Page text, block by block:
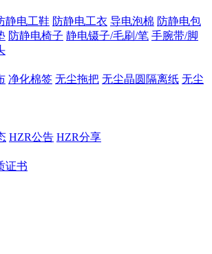
静电工鞋 防静电工衣 导电泡棉 防静电包
防静电椅子 静电镊子/毛刷/笔 手腕带/脚
净化棉签 无尘拖把 无尘晶圆隔离纸 无尘
HZR公告 HZR分享
证书